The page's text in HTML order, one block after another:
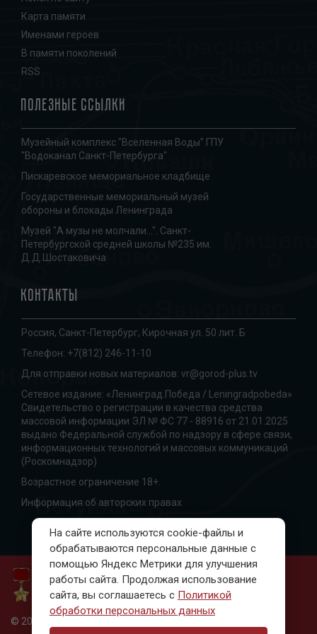
Карта памяти
Именами героев
В памяти поколений
RSS
Полезные ссылки
Музейный комплекс "Вселенная Воды" ГПУ
"Водоканал Санкт-Петербурга"
Пискаревское мемориальное кладбище
Государственные мемориальный музей
обороны и блокады Ленинграда
Музей "А музы не молчали...". Санкт-
Петербургской средней школы №235 им.
Д.Д.Шостаковича
Контакты
Россия, Санкт-Петербург, Кирочная ул. 50 лит. Б
Телефон: +7(812) 246-11-10
Для отправки новых материалов: vr@gorod-plus.tv
Сетевое издание: «Ленинград.Победа / Leningradpobeda»
Свидетельство о регистрации в качества средства
массовой информации ЭЛ № ФС 77 - 88916 от 21.01.2025
выдано Федеральной службой по надзору в сфере связи,
информационных технологий и массовых коммуникаций
(Роскомнадзор)
Возрастное ограничение 18+.
Информация об авторских правах
© 2010-2023, Ленинград. Победа
На сайте используются cookie-файлы и
обрабатываются персональные данные с
помощью Яндекс Метрики для улучшения
работы сайта. Продолжая использование
сайта, вы соглашаетесь с Политикой
обработки персональных данных